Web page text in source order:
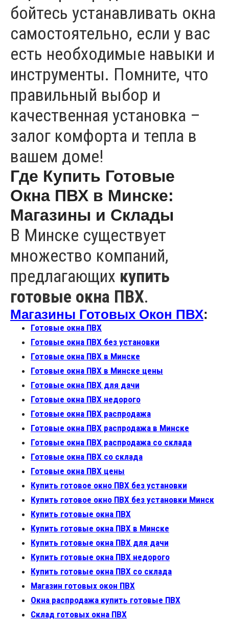
бойтесь устанавливать окна
самостоятельно, если у вас
есть необходимые навыки и
инструменты. Помните, что
правильный выбор и
качественная установка –
залог комфорта и тепла в
вашем доме!
Где Купить Готовые
Окна ПВХ в Минске:
Магазины и Склады
В Минске существует
множество компаний,
предлагающих купить
готовые окна ПВХ.
Магазины Готовых Окон ПВХ:
Готовые окна ПВХ
Готовые окна ПВХ без установки
Готовые окна ПВХ в Минске
Готовые окна ПВХ в Минске цены
Готовые окна ПВХ для дачи
Готовые окна ПВХ недорого
Готовые окна ПВХ распродажа
Готовые окна ПВХ распродажа в Минске
Готовые окна ПВХ распродажа со склада
Готовые окна ПВХ со склада
Готовые окна ПВХ цены
Купить готовое окно ПВХ без установки
Купить готовое окно ПВХ без установки Минск
Купить готовые окна ПВХ
Купить готовые окна ПВХ в Минске
Купить готовые окна ПВХ для дачи
Купить готовые окна ПВХ недорого
Купить готовые окна ПВХ со склада
Магазин готовых окон ПВХ
Окна распродажа купить готовые ПВХ
Склад готовых окна ПВХ